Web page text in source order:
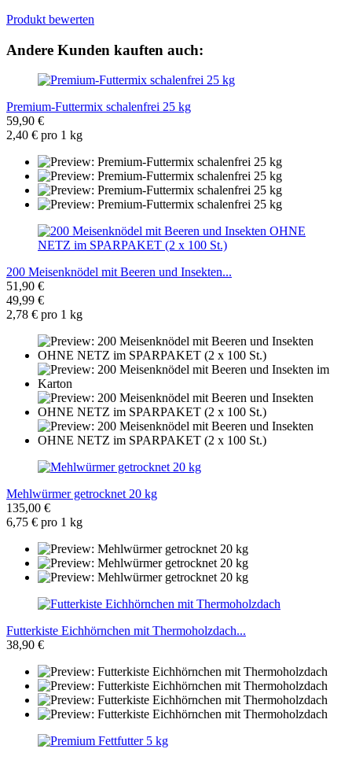
Produkt bewerten
Andere Kunden kauften auch:
Premium-Futtermix schalenfrei 25 kg
59,90 €
2,40 € pro 1 kg
200 Meisenknödel mit Beeren und Insekten...
51,90 €
49,99 €
2,78 € pro 1 kg
Mehlwürmer getrocknet 20 kg
135,00 €
6,75 € pro 1 kg
Futterkiste Eichhörnchen mit Thermoholzdach...
38,90 €